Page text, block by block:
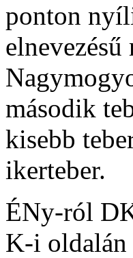
ponton
második
kisebb
ikerteber.
ÉNy-ról
K-i oldalán